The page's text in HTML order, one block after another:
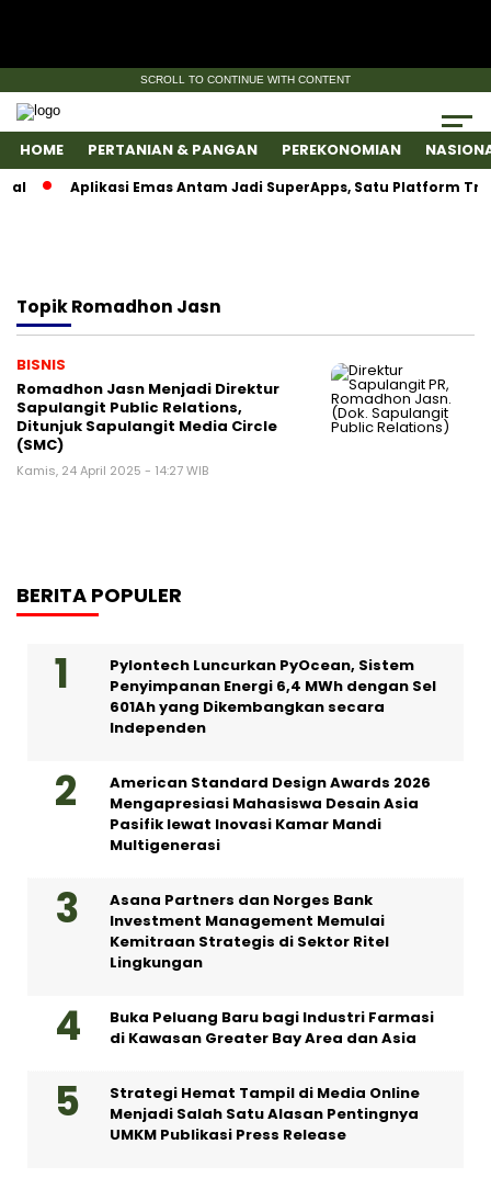
SCROLL TO CONTINUE WITH CONTENT
HOME PERTANIAN & PANGAN PEREKONOMIAN
Aplikasi Emas Antam Jadi SuperApps, Satu Platform
TopikRomadhon Jasn
BISNIS
Romadhon Jasn Menjadi Direktur
Sapulangit Public Relations,
Ditunjuk Sapulangit Media Circle
(SMC)
Kamis, 24 April 2025 - 14:27 WIB
BERITA POPULER
Pylontech Luncurkan PyOcean, Sistem
Penyimpanan Energi 6,4 MWh dengan Sel
601Ah yang Dikembangkan secara
Independen
American Standard Design Awards 2026
Mengapresiasi Mahasiswa Desain Asia
Pasifik lewat Inovasi Kamar Mandi
Multigenerasi
Asana Partners dan Norges Bank
Investment Management Memulai
Kemitraan Strategis di Sektor Ritel
Lingkungan
Buka Peluang Baru bagi Industri Farmasi
di Kawasan Greater Bay Area dan Asia
Strategi Hemat Tampil di Media Online
Menjadi Salah Satu Alasan Pentingnya
UMKM Publikasi Press Release